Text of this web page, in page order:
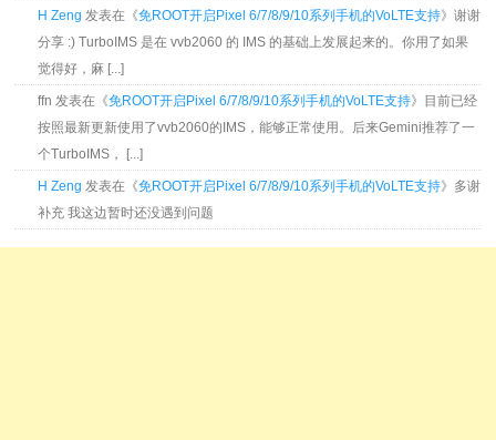
H Zeng 发表在《免ROOT开启Pixel 6/7/8/9/10系列手机的VoLTE支持》谢谢
分享 :) TurboIMS 是在 vvb2060 的 IMS 的基础上发展起来的。你用了如果
觉得好，麻 [...]
ffn 发表在《免ROOT开启Pixel 6/7/8/9/10系列手机的VoLTE支持》目前已经
按照最新更新使用了vvb2060的IMS，能够正常使用。后来Gemini推荐了一
个TurboIMS， [...]
H Zeng 发表在《免ROOT开启Pixel 6/7/8/9/10系列手机的VoLTE支持》多谢
补充 我这边暂时还没遇到问题